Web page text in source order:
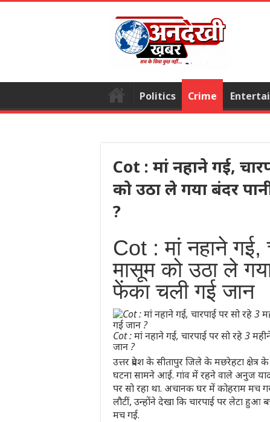
Politics Crime
Cot : मां नहाने गई,
को उठा ले गया बंदर
?
Cot : मां नहाने गई,
मासूम को उठा ले
फेंका चली गई जान
Cot : मां नहाने गई, चारपाई पर सो रहे 3
जान ?
उत्तर प्रदेश के सीतापुर जिले के मछरेहटा
घटना सामने आई. गांव में रहने वाले अनुज
पर सो रहा था. अचानक घर में कोहराम मच
लौटीं, उन्होंने देखा कि चारपाई पर लेटा
मच गई.